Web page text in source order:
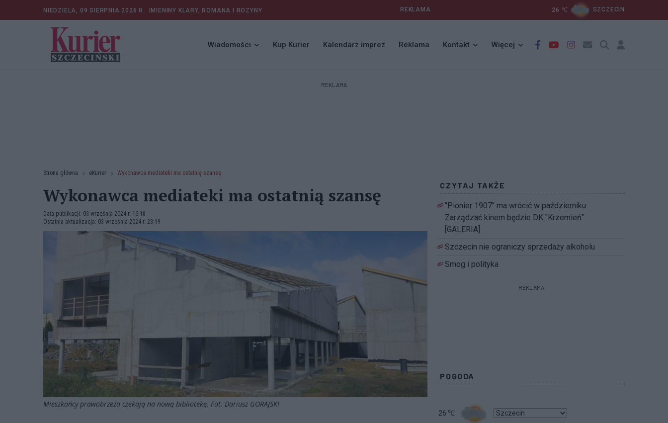
NIEDZIELA, 09 SIERPNIA 2026 R. IMIENINY KLARY, ROMANA I ROZYNY REKLAMA 26 ℃ SZCZECIN
Wiadomości Kup Kurier Kalendarz imprez Reklama Kontakt Więcej
REKLAMA
Strona główna eKurier Wykonawca mediateki ma ostatnią szansę
Wykonawca mediateki ma ostatnią szansę
Data publikacji: 03 września 2024 r. 16:18
Ostatnia aktualizacja: 03 września 2024 r. 23:19
Mieszkańcy prawobrzeża czekają na nową bibliotekę. Fot. Dariusz GORAJSKI
CZYTAJ TAKŻE
"Pionier 1907" ma wrócić w październiku.
Zarządzać kinem będzie DK "Krzemień"
[GALERIA]
Szczecin nie ograniczy sprzedaży alkoholu
Smog i polityka
REKLAMA
POGODA
26 ℃